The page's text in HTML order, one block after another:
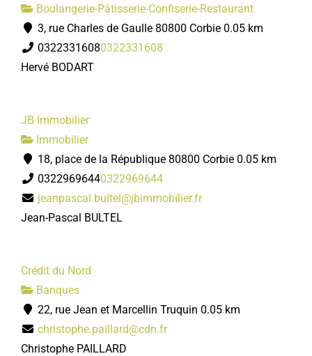
Boulangerie-Pâtisserie-Confiserie-Restaurant
3, rue Charles de Gaulle 80800 Corbie 0.05 km
03223316080322331608
Hervé BODART
JB Immobilier
Immobilier
18, place de la République 80800 Corbie 0.05 km
03229696440322969644
jeanpascal.bultel@jbimmobilier.fr
Jean-Pascal BULTEL
Crédit du Nord
Banques
22, rue Jean et Marcellin Truquin 0.05 km
christophe.paillard@cdn.fr
Christophe PAILLARD